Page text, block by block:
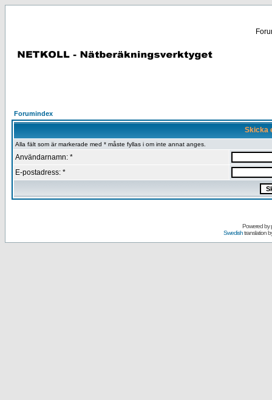
Forumindex
Skicka
Alla fält som är markerade med * måste fyllas i om inte annat anges.
Användarnamn: *
E-postadress: *
Powered by
Swedishtranslation